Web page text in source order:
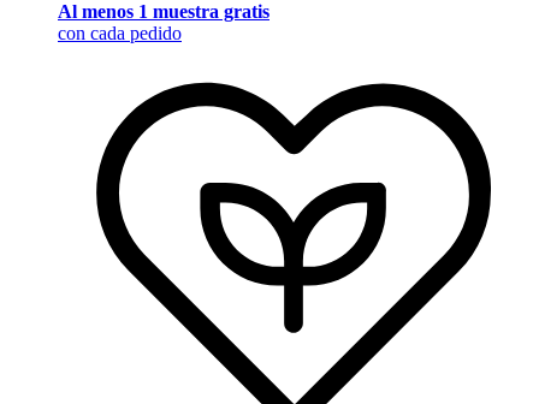
Al menos 1 muestra gratis
con cada pedido